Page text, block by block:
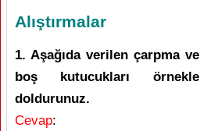
Alıştırmalar
1. Aşağıda verilen çarpma
boş kutucukları
doldurunuz.
Cevap: